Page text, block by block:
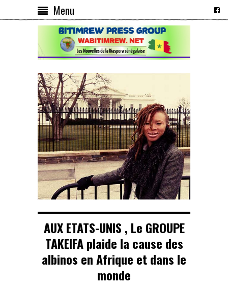
Menu
AUX ETATS-UNIS , Le GROUPE
TAKEIFA plaide la cause des
albinos en Afrique et dans le
monde